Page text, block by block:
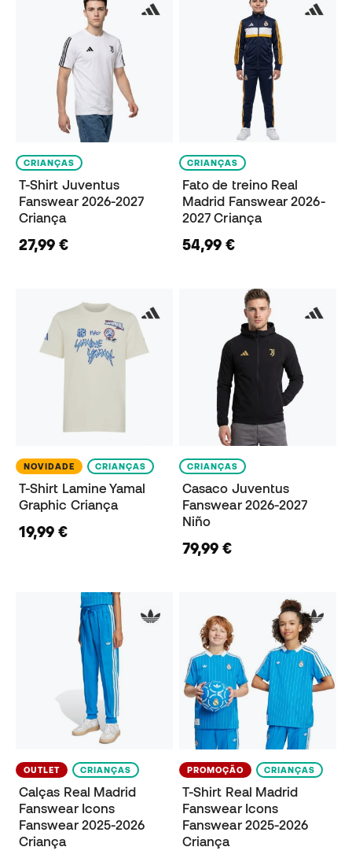
CRIANÇAS
T-Shirt Juventus
Fanswear 2026-2027
Criança
27,99 €
CRIANÇAS
Fato de treino Real
Madrid Fanswear 2026-
2027 Criança
54,99 €
NOVIDADE CRIANÇAS
T-Shirt Lamine Yamal
Graphic Criança
19,99 €
CRIANÇAS
Casaco Juventus
Fanswear 2026-2027
Niño
79,99 €
OUTLET CRIANÇAS
Calças Real Madrid
Fanswear Icons
Fanswear 2025-2026
Criança
PROMOÇÃO CRIANÇAS
T-Shirt Real Madrid
Fanswear Icons
Fanswear 2025-2026
Criança